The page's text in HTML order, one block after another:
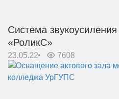
Система
«РоликС»
23.05.22 7608